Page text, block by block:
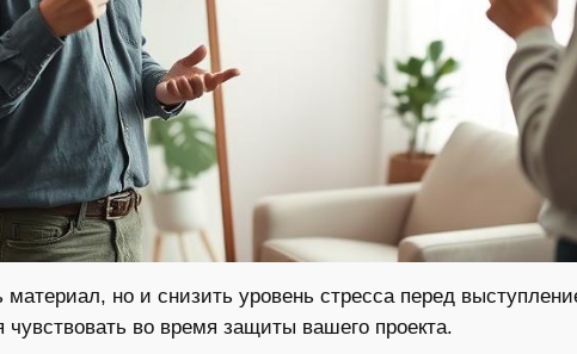
материал, но и снизить уровень стресса перед
чувствовать во время защиты вашего проекта.